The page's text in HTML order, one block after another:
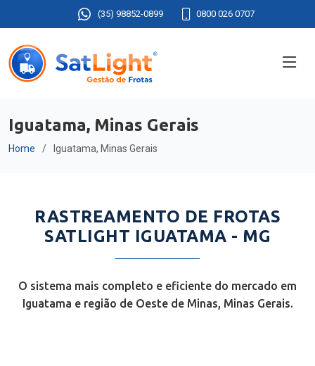
(35) 98852-0899 0800 026 0707
Iguatama, Minas Gerais
Home Iguatama, Minas Gerais
RASTREAMENTO DE FROTAS
SATLIGHT IGUATAMA - MG
O sistema mais completo e eficiente do mercado em
Iguatama e região de Oeste de Minas, Minas Gerais.